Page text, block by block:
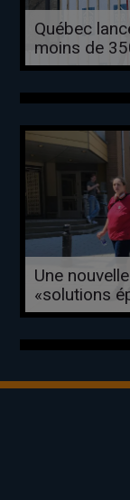
Québec
moins de
Une
«solutions